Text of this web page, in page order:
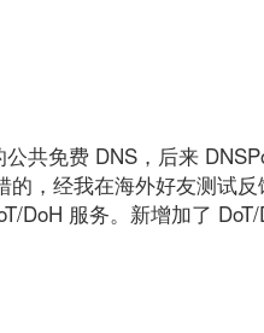
共免费 DNS，后来
，经我在海外好友测试
DoH 服务。新增加了